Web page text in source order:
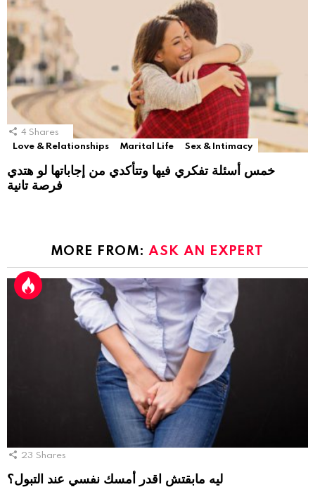
4 Shares
Love & Relationships
Marital Life Sex & Intimacy
خمس أسئلة تفكري فيها وتتأكدي من إجاباتها لو هتدي
فرصة تانية
MORE FROM:ASK AN EXPERT
23 Shares
ليه مابقتش اقدر أمسك نفسي عند التبول؟